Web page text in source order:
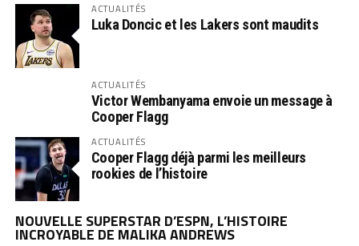
ACTUALITÉS
Luka Doncic et les Lakers sont maudits
ACTUALITÉS
Victor Wembanyama envoie un message à
Cooper Flagg
ACTUALITÉS
Cooper Flagg déjà parmi les meilleurs
rookies de l’histoire
NOUVELLE SUPERSTAR D’ESPN, L’HISTOIRE
INCROYABLE DE MALIKA ANDREWS